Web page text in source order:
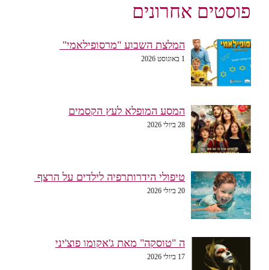
פוסטים אחרונים
המלצת השבוע "מרסופילאמי"
1 באוגוסט 2026
המסע המופלא לעץ הקסמים
28 ביולי 2026
טיפולי הידרותרפיה לילדים על הרצף
20 ביולי 2026
ה "טוסקה" מאת ג'אקומו פוצ'יני
17 ביולי 2026